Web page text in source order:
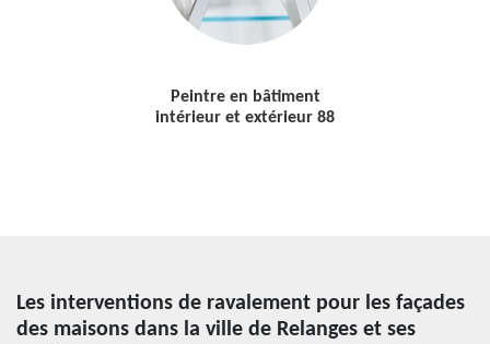
Peintre en bâtiment
intérieur et extérieur 88
Les interventions de ravalement pour les façades
des maisons dans la ville de Relanges et ses